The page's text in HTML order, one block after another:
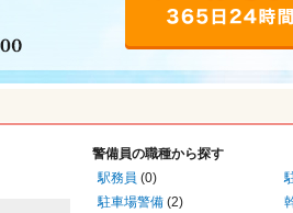
警備員の職種から探す
駅務員 (0)
駐車場警備 (2)